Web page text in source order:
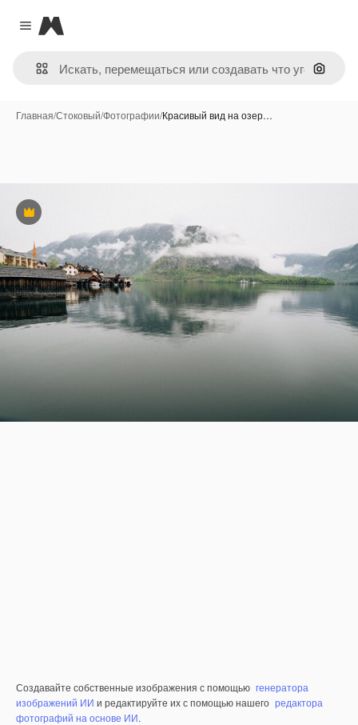
Close menu
Magnific
Поиск
Главная/Стоковый/Фотографии/Красивый вид на озер…
Премиум
Создавайте собственные изображения с помощью генератора
изображений ИИ и редактируйте их с помощью нашего редактора
фотографий на основе ИИ.